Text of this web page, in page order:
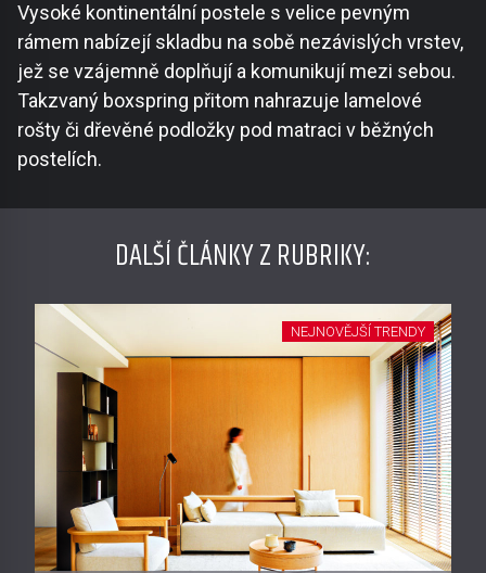
Vysoké kontinentální postele s velice pevným
rámem nabízejí skladbu na sobě nezávislých vrstev,
jež se vzájemně doplňují a komunikují mezi sebou.
Takzvaný boxspring přitom nahrazuje lamelové
rošty či dřevěné podložky pod matraci v běžných
postelích.
DALŠÍ ČLÁNKY Z RUBRIKY:
NEJNOVĚJŠÍ TRENDY